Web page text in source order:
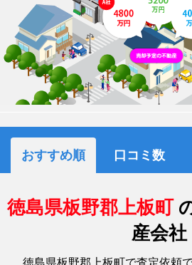
おすすめ順 口コミ数
徳島県板野郡上板町
産会社